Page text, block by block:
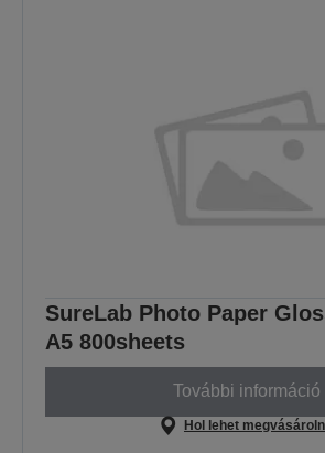
SureLab Photo Paper
A5 800sheets
További információ
Hol lehet